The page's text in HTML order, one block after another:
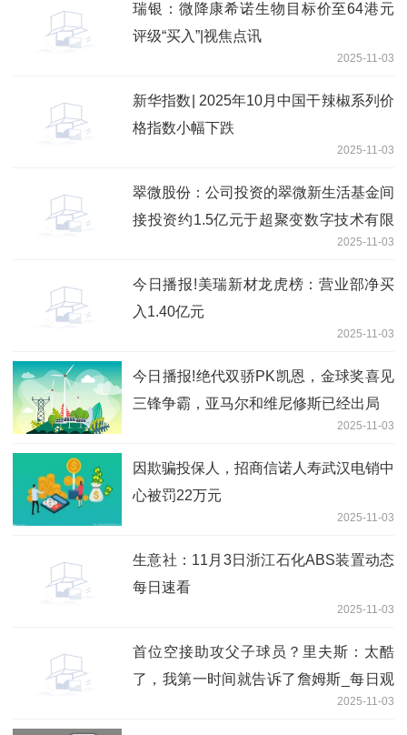
瑞银：微降康希诺生物目标价至64港元
评级“买入”|视焦点讯
2025-11-03
新华指数| 2025年10月中国干辣椒系列价
格指数小幅下跌
2025-11-03
翠微股份：公司投资的翠微新生活基金间
接投资约1.5亿元于超聚变数字技术有限
2025-11-03
今日播报!美瑞新材龙虎榜：营业部净买
入1.40亿元
2025-11-03
今日播报!绝代双骄PK凯恩，金球奖喜见
三锋争霸，亚马尔和维尼修斯已经出局
2025-11-03
因欺骗投保人，招商信诺人寿武汉电销中
心被罚22万元
2025-11-03
生意社：11月3日浙江石化ABS装置动态
每日速看
2025-11-03
首位空接助攻父子球员？里夫斯：太酷
了，我第一时间就告诉了詹姆斯_每日观
2025-11-03